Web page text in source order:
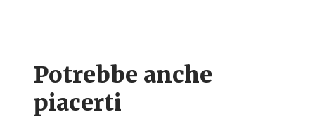
Potrebbe anche
piacerti